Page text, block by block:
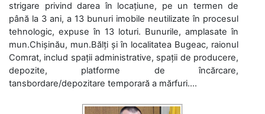
strigare privind darea în locațiune, pe un termen de
până la 3 ani, a 13 bunuri imobile neutilizate în procesul
tehnologic, expuse în 13 loturi. Bunurile, amplasate în
mun.Chișinău, mun.Bălți și în localitatea Bugeac, raionul
Comrat, includ spații administrative, spații de producere,
depozite, platforme de încărcare,
tansbordare/depozitare temporară a mărfuri....